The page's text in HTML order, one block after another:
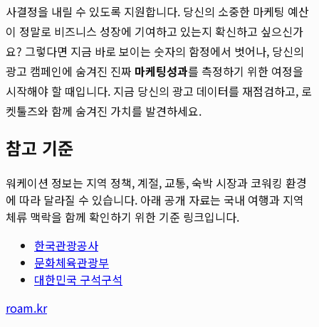
사결정을 내릴 수 있도록 지원합니다. 당신의 소중한 마케팅 예산
이 정말로 비즈니스 성장에 기여하고 있는지 확신하고 싶으신가
요? 그렇다면 지금 바로 보이는 숫자의 함정에서 벗어나, 당신의
광고 캠페인에 숨겨진 진짜 마케팅성과를 측정하기 위한 여정을
시작해야 할 때입니다. 지금 당신의 광고 데이터를 재점검하고, 로
켓툴즈와 함께 숨겨진 가치를 발견하세요.
참고 기준
워케이션 정보는 지역 정책, 계절, 교통, 숙박 시장과 코워킹 환경
에 따라 달라질 수 있습니다. 아래 공개 자료는 국내 여행과 지역
체류 맥락을 함께 확인하기 위한 기준 링크입니다.
한국관광공사
문화체육관광부
대한민국 구석구석
roam.kr